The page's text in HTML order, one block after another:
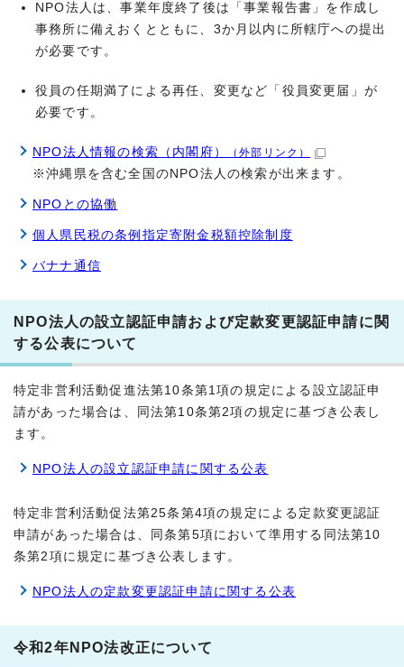
NPO法人は、事業年度終了後は「事業報告書」を作成し
事務所に備えおくとともに、3か月以内に所轄庁への提出
が必要です。
役員の任期満了による再任、変更など「役員変更届」が
必要です。
NPO法人情報の検索（内閣府） （外部リンク）
※沖縄県を含む全国のNPO法人の検索が出来ます。
NPOとの協働
個人県民税の条例指定寄附金税額控除制度
バナナ通信
NPO法人の設立認証申請および定款変更認証申請に関
する公表について
特定非営利活動促進法第10条第1項の規定による設立認証申
請があった場合は、同法第10条第2項の規定に基づき公表し
ます。
NPO法人の設立認証申請に関する公表
特定非営利活動促法第25条第4項の規定による定款変更認証
申請があった場合は、同条第5項において準用する同法第10
条第2項に規定に基づき公表します。
NPO法人の定款変更認証申請に関する公表
令和2年NPO法改正について